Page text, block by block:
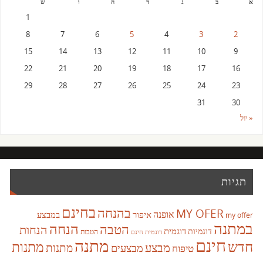
1
2
3
4
5
6
7
8
9
10
11
12
13
14
15
16
17
18
19
20
21
22
23
24
25
26
27
28
29
30
31
« יול
תגיות
MY OFER my offer אופנהאיפור בהנחהבחינם במבצע
במתנה דוגמיותדוגמית דוגמית חינם הטבה הטבות הנחה הנחות
חדשחינם טיפוח מבצעמבצעים מתנהמתנותמתנות